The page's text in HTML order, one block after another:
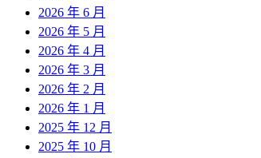
2026 年 6 月
2026 年 5 月
2026 年 4 月
2026 年 3 月
2026 年 2 月
2026 年 1 月
2025 年 12 月
2025 年 10 月